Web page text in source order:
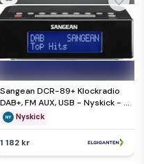
Sangean DCR-89+ Klockradio
DAB+, FM AUX, USB - Nyskick - i
originalförpackning
Nyskick
1 182 kr